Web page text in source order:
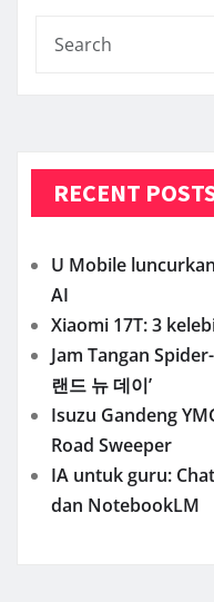
RECENT
U Mobile
AI
Xiaomi 17T: 3
Jam Tangan
랜드 뉴 데이’
Isuzu Gandeng
Road Sweeper
IA untuk guru:
dan NotebookLM